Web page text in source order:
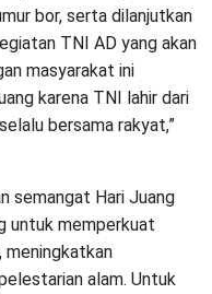
bor, serta dilanjutkan
TNI AD yang akan
masyarakat ini
karena TNI lahir dari
bersama rakyat,”
semangat Hari Juang
untuk memperkuat
meningkatkan
alam. Untuk